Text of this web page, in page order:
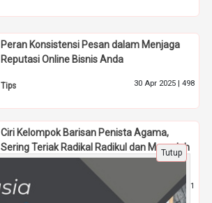
Peran Konsistensi Pesan dalam Menjaga
Reputasi Online Bisnis Anda
Tips 30 Apr 2025 | 498
Ciri Kelompok Barisan Penista Agama,
Sering Teriak Radikal Radikul dan Menuduh
19 Agu 2023 | 1061
Tutup